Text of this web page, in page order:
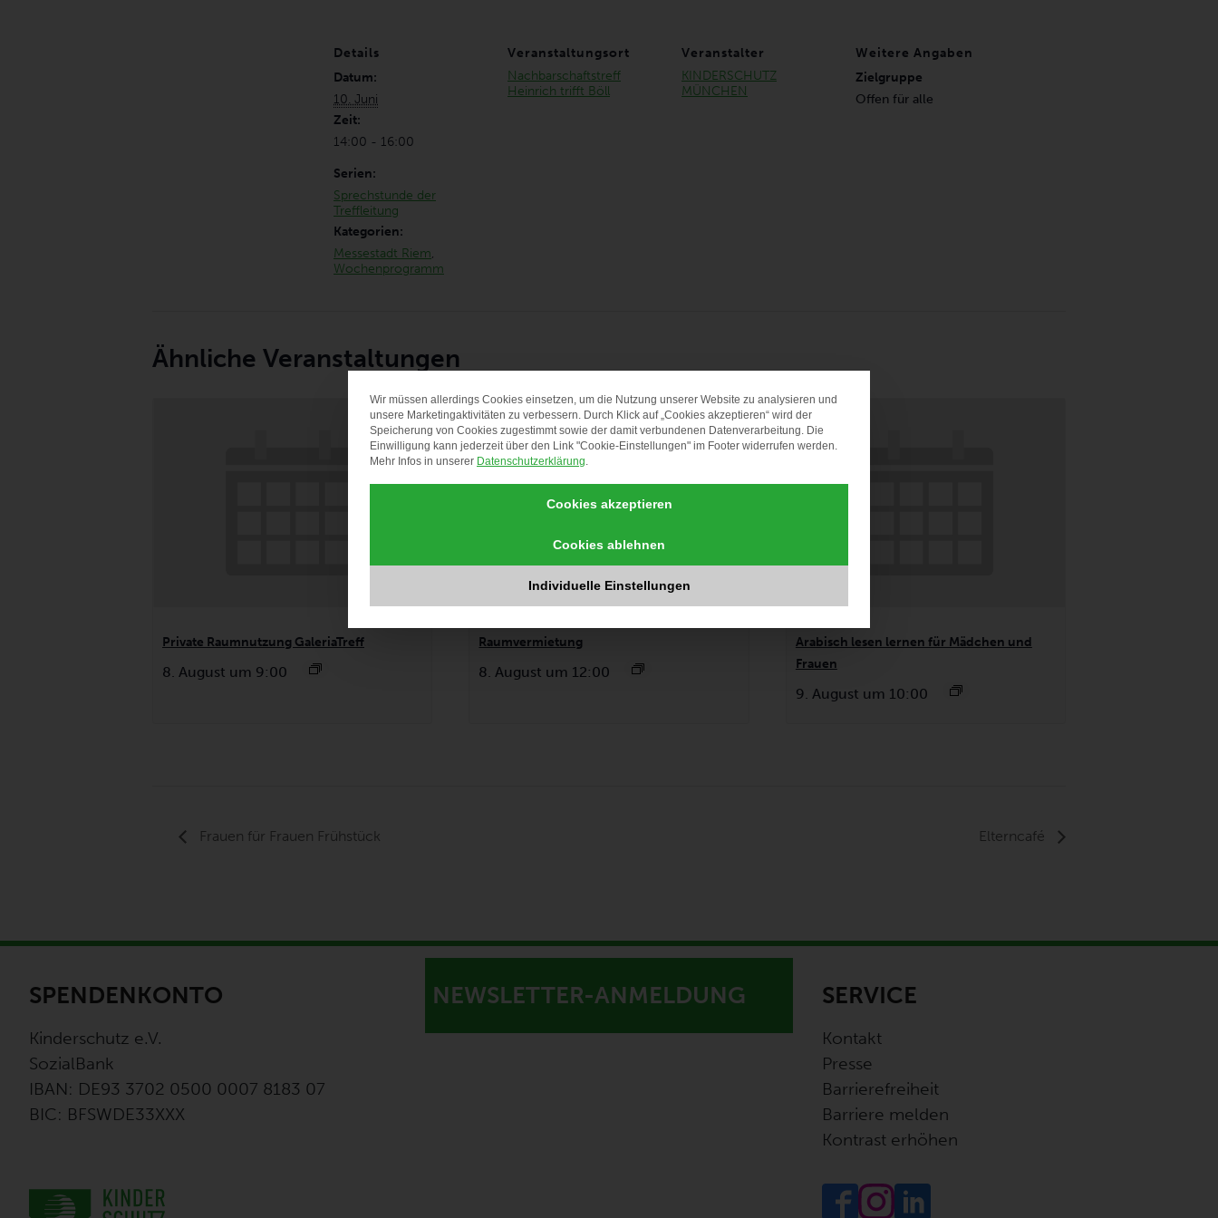
Details
Datum:
10. Juni
Zeit:
14:00 - 16:00
Serien:
Sprechstunde der
Treffleitung
Kategorien:
Messestadt Riem,
Wochenprogramm
Veranstaltungsort
Nachbarschaftstreff
Heinrich trifft Böll
Veranstalter
KINDERSCHUTZ
MÜNCHEN
Weitere Angaben
Zielgruppe
Offen für alle
Ähnliche Veranstaltungen
Private Raumnutzung GaleriaTreff
8. August um 9:00
Raumvermietung
8. August um 12:00
Arabisch lesen lernen für Mädchen und
Frauen
9. August um 10:00
Frauen für Frauen Frühstück Elterncafé
SPENDENKONTO
Kinderschutz e.V.
SozialBank
IBAN: DE93 3702 0500 0007 8183 07
BIC: BFSWDE33XXX
NEWSLETTER-ANMELDUNG SERVICE
Kontakt
Presse
Barrierefreiheit
Barriere melden
Kontrast erhöhen
DATENSCHUTZ-PRÄFERENZ
Wir müssen allerdings Cookies einsetzen, um die Nutzung unserer Website zu analysieren und
unsere Marketingaktivitäten zu verbessern. Durch Klick auf „Cookies akzeptieren“ wird der
Speicherung von Cookies zugestimmt sowie der damit verbundenen Datenverarbeitung. Die
Einwilligung kann jederzeit über den Link "Cookie-Einstellungen" im Footer widerrufen werden.
Mehr Infos in unserer Datenschutzerklärung
Cookies akzeptieren
Cookies ablehnen
Individuelle Einstellungen